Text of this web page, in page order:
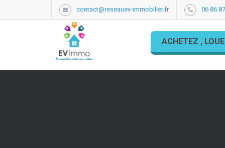
contact@reseauev-immobilier.fr 06 86
ACHETEZ ,